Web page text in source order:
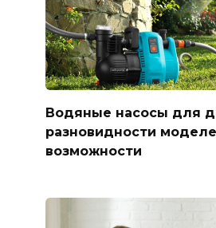
Водяные насосы для
разновидности
возможности